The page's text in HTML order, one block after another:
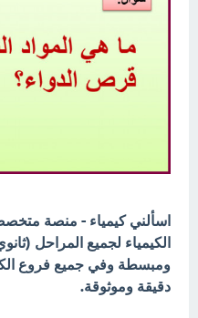
اسألني كيمياء - منصة
الكيمياء لجميع المراحل
ومبسطة وفي جميع فروع
دقيقة وموثوقة.